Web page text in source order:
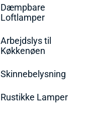
Dæmpbare
Loftlamper
Arbejdslys til
Køkkenøen
Skinnebelysning
Rustikke Lamper